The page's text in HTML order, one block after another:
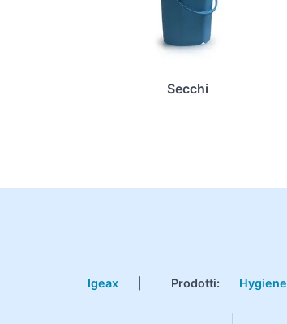
Secchi
Igeax Prodotti: Hygiene